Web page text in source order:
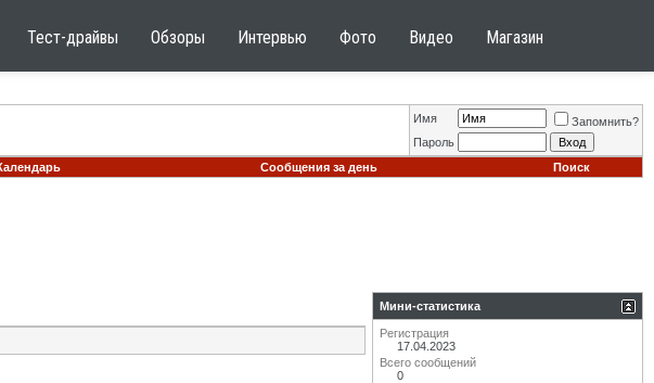
Тест-драйвы Обзоры Интервью Фото Видео Магазин
Имя
Запомнить?
Пароль
Сообщения за день Поиск
Мини-статистика
Регистрация
17.04.2023
Всего сообщений
0